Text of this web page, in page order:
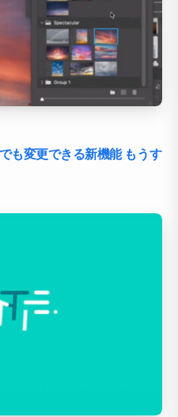
も変更できる新機能 もうす